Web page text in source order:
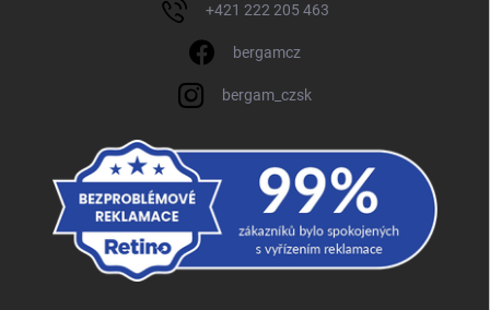
+421 222 205 463
bergamcz
bergam_czsk